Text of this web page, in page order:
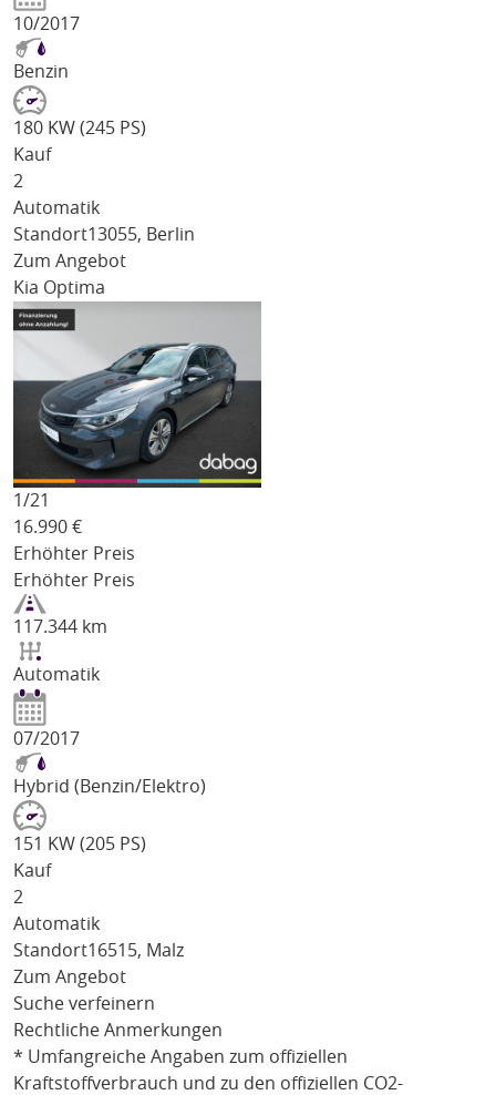
10/2017
Benzin
180 KW (245 PS)
Kauf
2
Automatik
Standort13055, Berlin
Zum Angebot
Kia Optima
1/21
16.990 €
Erhöhter Preis
Erhöhter Preis
117.344 km
Automatik
07/2017
Hybrid (Benzin/Elektro)
151 KW (205 PS)
Kauf
2
Automatik
Standort16515, Malz
Zum Angebot
Suche verfeinern
Rechtliche Anmerkungen
* Umfangreiche Angaben zum offiziellen
Kraftstoffverbrauch und zu den offiziellen CO2-